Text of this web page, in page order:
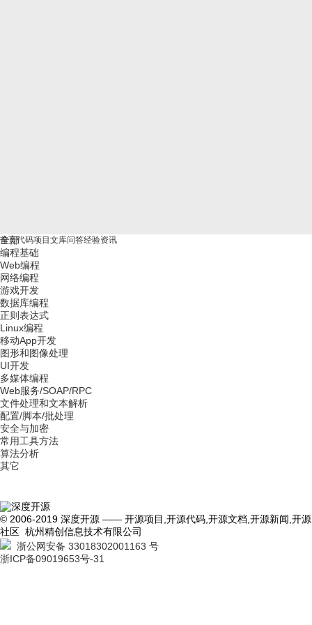
首页代码项目 文库问答经验资讯
全部
编程基础
Web编程
网络编程
游戏开发
数据库编程
正则表达式
Linux编程
移动App开发
图形和图像处理
UI开发
多媒体编程
Web服务/SOAP/RPC
文件处理和文本解析
配置/脚本/批处理
安全与加密
常用工具方法
算法分析
其它
© 2006-2019 深度开源 —— 开源项目,开源代码,开源文档,开源新闻,开源
社区 杭州精创信息技术有限公司
浙公网安备 33018302001163 号
浙ICP备09019653号-31